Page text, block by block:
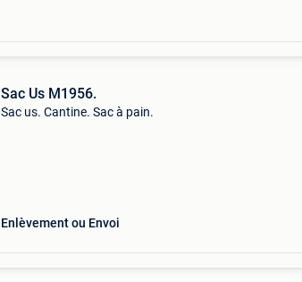
Sac Us M1956.
Sac us. Cantine. Sac à pain.
Enlèvement ou Envoi